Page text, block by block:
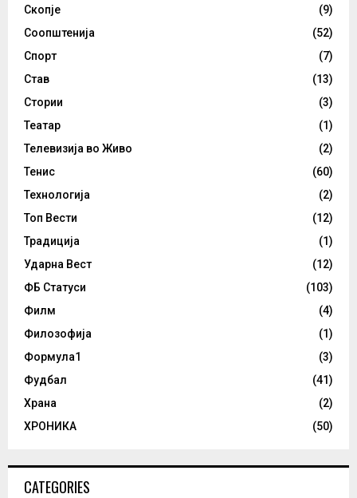
Скопје
(9)
Соопштенија
(52)
Спорт
(7)
Став
(13)
Стории
(3)
Театар
(1)
Телевизија во Живо
(2)
Тенис
(60)
Технологија
(2)
Топ Вести
(12)
Традиција
(1)
Ударна Вест
(12)
ФБ Статуси
(103)
Филм
(4)
Филозофија
(1)
Формула1
(3)
Фудбал
(41)
Храна
(2)
ХРОНИКА
(50)
CATEGORIES